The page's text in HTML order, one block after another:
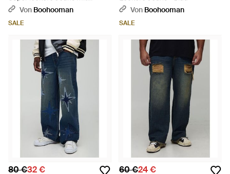
Stickerei - Braun
Von Boohooman
SALE
Von Boohooman
SALE
80 €32 € 60 €24 €